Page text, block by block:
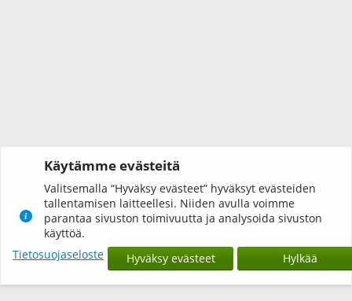
Käytämme evästeitä
Valitsemalla “Hyväksy evästeet” hyväksyt evästeiden
tallentamisen laitteellesi. Niiden avulla voimme
parantaa sivuston toimivuutta ja analysoida sivuston
käyttöä.
Tietosuojaseloste
Hyväksy evästeet Hylkää